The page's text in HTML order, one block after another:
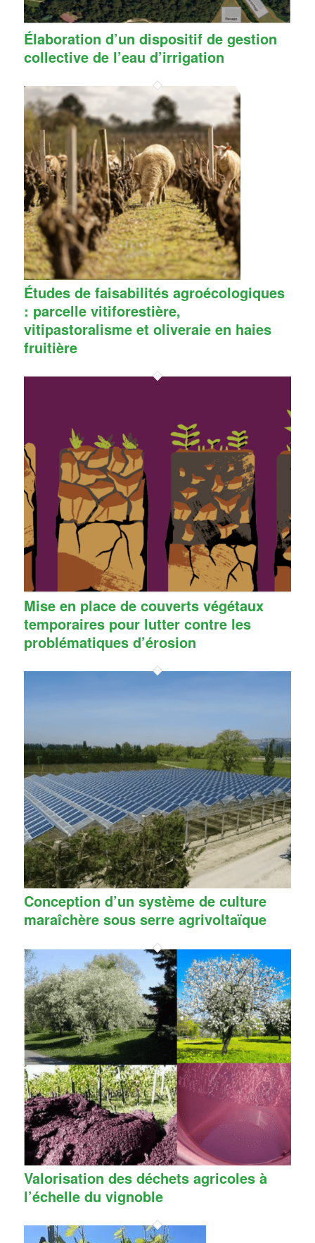
Élaboration d’un dispositif de gestion
collective de l’eau d’irrigation
Études de faisabilités agroécologiques
: parcelle vitiforestière,
vitipastoralisme et oliveraie en haies
fruitière
Mise en place de couverts végétaux
temporaires pour lutter contre les
problématiques d’érosion
Conception d’un système de culture
maraîchère sous serre agrivoltaïque
Valorisation des déchets agricoles à
l’échelle du vignoble